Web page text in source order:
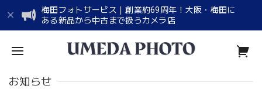
梅田フォトサービス｜創業約69周年！大阪・梅田に
ある新品から中古まで扱うカメラ店
お知らせ